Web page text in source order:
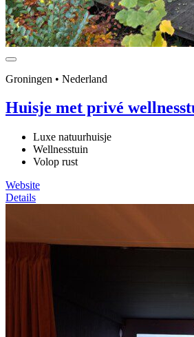
Groningen • Nederland
Huisje met privé
Luxe natuurhuisje
Wellnesstuin
Volop rust
Website
Details